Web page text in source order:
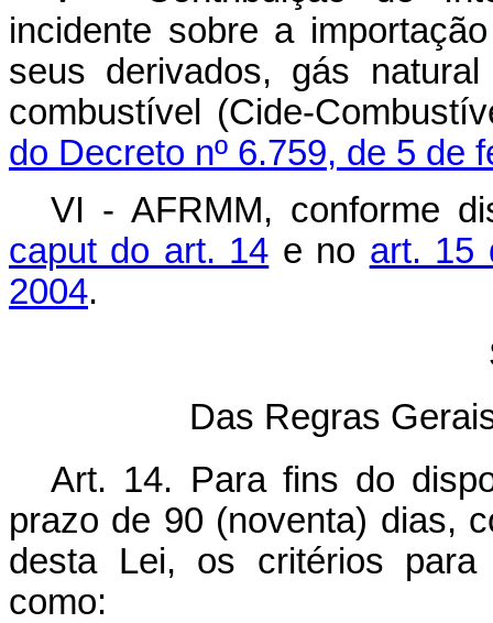
incidente sobre a
seus derivados, gás
combustível (Cide-
do Decreto nº 6.759, de 5 de
VI - AFRMM, conforme
caput do art. 14 e no art. 15
2004.
Das Regras
Art. 14. Para fins do
prazo de 90 (noventa) dias,
desta Lei, os critérios para
como: